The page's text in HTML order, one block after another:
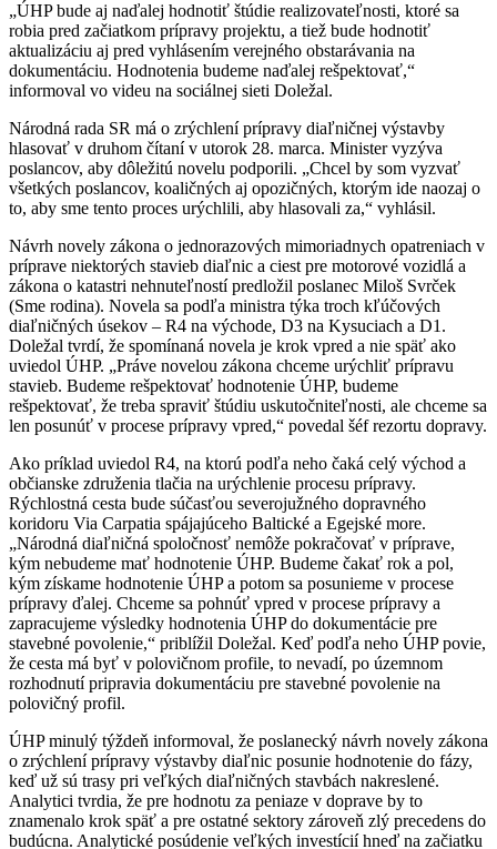
„ÚHP bude aj naďalej hodnotiť štúdie realizovateľnosti, ktoré sa
robia pred začiatkom prípravy projektu, a tiež bude hodnotiť
aktualizáciu aj pred vyhlásením verejného obstarávania na
dokumentáciu. Hodnotenia budeme naďalej rešpektovať,“
informoval vo videu na sociálnej sieti Doležal.
Národná rada SR má o zrýchlení prípravy diaľničnej výstavby
hlasovať v druhom čítaní v utorok 28. marca. Minister vyzýva
poslancov, aby dôležitú novelu podporili. „Chcel by som vyzvať
všetkých poslancov, koaličných aj opozičných, ktorým ide naozaj o
to, aby sme tento proces urýchlili, aby hlasovali za,“ vyhlásil.
Návrh novely zákona o jednorazových mimoriadnych opatreniach v
príprave niektorých stavieb diaľnic a ciest pre motorové vozidlá a
zákona o katastri nehnuteľností predložil poslanec Miloš Svrček
(Sme rodina). Novela sa podľa ministra týka troch kľúčových
diaľničných úsekov – R4 na východe, D3 na Kysuciach a D1.
Doležal tvrdí, že spomínaná novela je krok vpred a nie späť ako
uviedol ÚHP. „Práve novelou zákona chceme urýchliť prípravu
stavieb. Budeme rešpektovať hodnotenie ÚHP, budeme
rešpektovať, že treba spraviť štúdiu uskutočniteľnosti, ale chceme sa
len posunúť v procese prípravy vpred,“ povedal šéf rezortu dopravy.
Ako príklad uviedol R4, na ktorú podľa neho čaká celý východ a
občianske združenia tlačia na urýchlenie procesu prípravy.
Rýchlostná cesta bude súčasťou severojužného dopravného
koridoru Via Carpatia spájajúceho Baltické a Egejské more.
„Národná diaľničná spoločnosť nemôže pokračovať v príprave,
kým nebudeme mať hodnotenie ÚHP. Budeme čakať rok a pol,
kým získame hodnotenie ÚHP a potom sa posunieme v procese
prípravy ďalej. Chceme sa pohnúť vpred v procese prípravy a
zapracujeme výsledky hodnotenia ÚHP do dokumentácie pre
stavebné povolenie,“ priblížil Doležal. Keď podľa neho ÚHP povie,
že cesta má byť v polovičnom profile, to nevadí, po územnom
rozhodnutí pripravia dokumentáciu pre stavebné povolenie na
polovičný profil.
ÚHP minulý týždeň informoval, že poslanecký návrh novely zákona
o zrýchlení prípravy výstavby diaľnic posunie hodnotenie do fázy,
keď už sú trasy pri veľkých diaľničných stavbách nakreslené.
Analytici tvrdia, že pre hodnotu za peniaze v doprave by to
znamenalo krok späť a pre ostatné sektory zároveň zlý precedens do
budúcna. Analytické posúdenie veľkých investícií hneď na začiatku